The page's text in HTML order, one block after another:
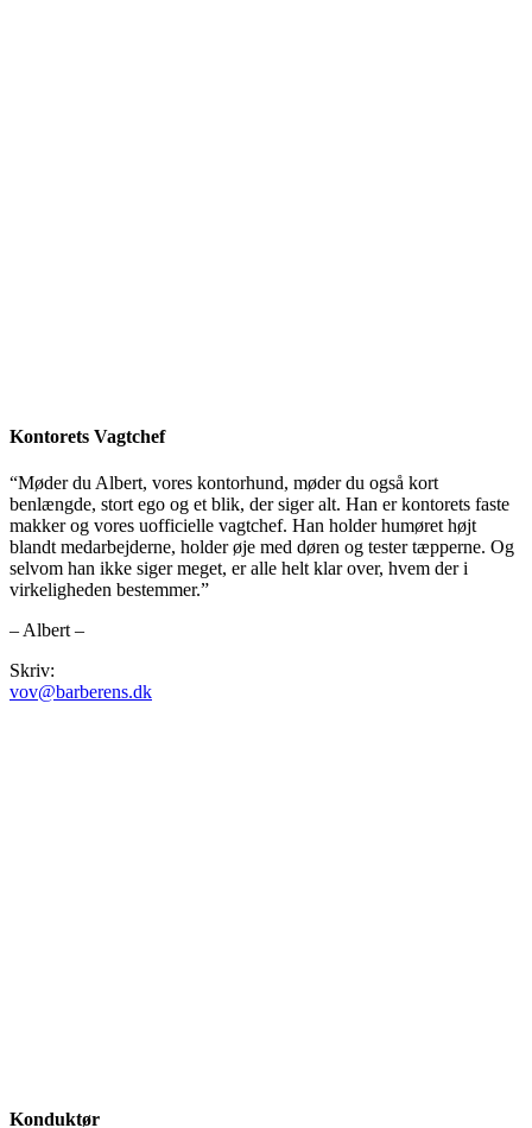
Kontorets Vagtchef
“Møder du Albert, vores kontorhund, møder du også kort
benlængde, stort ego og et blik, der siger alt. Han er kontorets faste
makker og vores uofficielle vagtchef. Han holder humøret højt
blandt medarbejderne, holder øje med døren og tester tæpperne. Og
selvom han ikke siger meget, er alle helt klar over, hvem der i
virkeligheden bestemmer.”
– Albert –
Skriv:
vov@barberens.dk
Konduktør